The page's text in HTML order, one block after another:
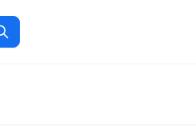
Procurar